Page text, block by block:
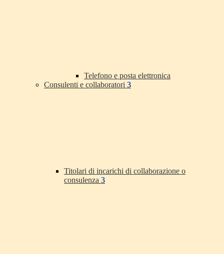
Telefono e posta elettronica
Consulenti e collaboratori 3
Titolari di incarichi di collaborazione o
consulenza 3